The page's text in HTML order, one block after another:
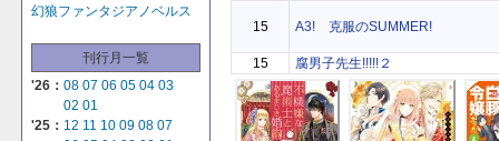
幻狼ファンタジアノベルス
刊行月一覧
'26： 08 07 06 05 04 03
02 01
'25： 12 11 10 09 08 07
15 A3! 克服のSUMMER!
15 腐男子先生!!!!!２